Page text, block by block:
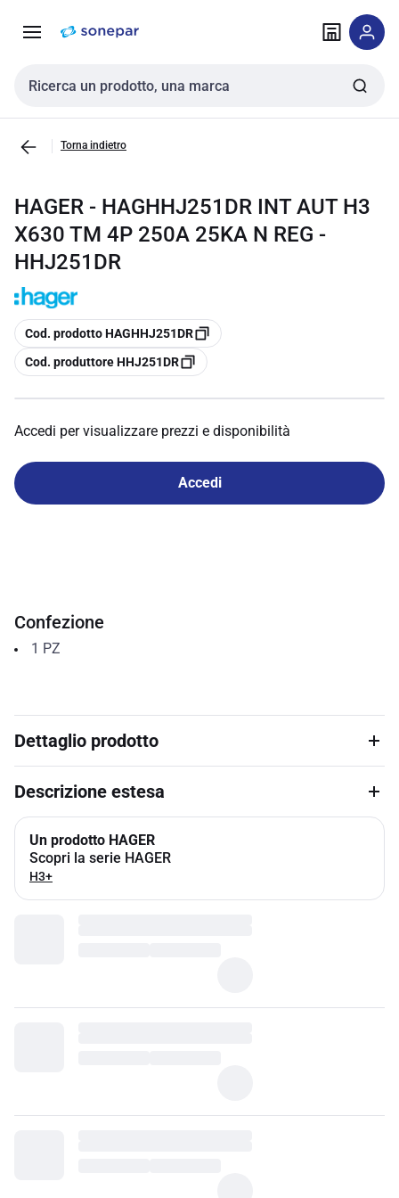
navigazione alla
Cerca input
Torna indietro
HAGER - HAGHHJ251DR INT AUT H3
X630 TM 4P 250A 25KA N REG -
HHJ251DR
copia
Cod. prodotto HAGHHJ251DR
copia
Cod. produttore HHJ251DR
Accedi per visualizzare prezzi e disponibilità
Accedi
Confezione
1 PZ
Dettaglio prodotto
Descrizione estesa
Un prodotto HAGER
Scopri la serie HAGER
H3+